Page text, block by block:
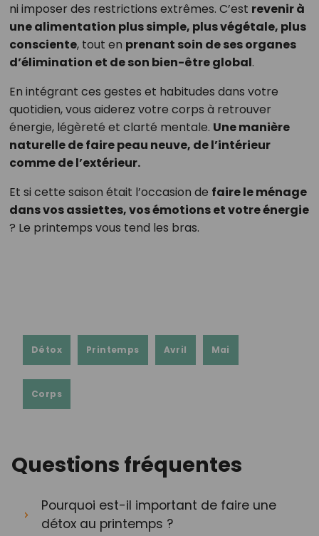
ni imposer des restrictions extrêmes. C’est revenir à
une alimentation plus simple, plus végétale, plus
consciente, tout en prenant soin de ses organes
d’élimination et de son bien-être global.
En intégrant ces gestes et habitudes dans votre
quotidien, vous aiderez votre corps à retrouver
énergie, légèreté et clarté mentale. Une manière
naturelle de faire peau neuve, de l’intérieur
comme de l’extérieur.
Et si cette saison était l’occasion de faire le ménage
dans vos assiettes, vos émotions et votre énergie
? Le printemps vous tend les bras.
Détox Printemps Avril Mai
Corps
Questions fréquentes
Pourquoi est-il important de faire une
détox au printemps ?